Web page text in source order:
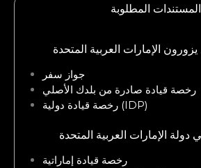
المستندات المطلوبة
جواز سفر
رخصة قيادة صادرة من بلدك الأصلي
رخصة قيادة دولية (IDP)
رخصة قيادة إماراتية